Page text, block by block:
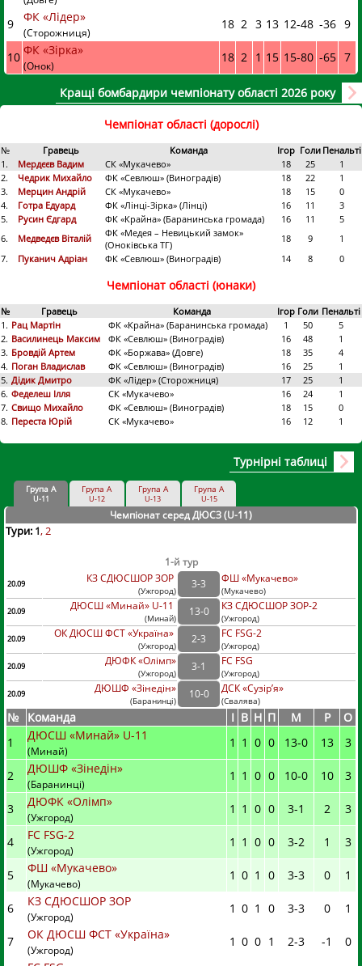
9 ФК «Лідер»
(Сторожниця)
18 2 3 13 12-48 -36 9
10 ФК «Зірка»
(Онок)
18 2 1 15 15-80 -65 7
Кращі бомбардири чемпіонату області 2026 року
Чемпіонат області (дорослі)
№ Гравець Команда Ігор Голи Пенальті
1.
Мердєєв Вадим СК «Мукачево» 18 25
1
2.
Чедрик Михайло ФК «Севлюш» (Виноградів) 18 22
1
3.
Мерцин Андрій СК «Мукачево» 18 15
0
4.
Готра Едуард ФК «Лінці-Зірка» (Лінці) 16 11
3
5.
Русин Єдгард ФК «Крайна» (Баранинська громада) 16 11
5
6.
Медведєв Віталій
ФК «Медея – Невицький замок»
(Оноківська ТГ)
18 9
1
7.
Пуканич Адріан ФК «Севлюш» (Виноградів) 14 8 0
Чемпіонат області (юнаки)
№ Гравець Команда Ігор Голи Пенальті
1. Рац Мартін ФК «Крайна» (Баранинська громада) 1 50
5
2. Василинець Максим ФК «Севлюш» (Виноградів) 16 48
1
3. Бровдій Артем ФК «Боржава» (Довге) 18 35
4
4. Поган Владислав ФК «Севлюш» (Виноградів) 16 25
1
5. Дідик Дмитро ФК «Лідер» (Сторожниця) 17 25
1
6. Феделеш Ілля СК «Мукачево» 16 24
1
7. Свищо Михайло ФК «Севлюш» (Виноградів) 18 15
0
8. Переста Юрій СК «Мукачево» 16 12 1
Турнірні таблиці
Група А
U-11
Група А
U-12
Група А
U-13
Група А
U-15
Чемпіонат серед ДЮСЗ (U-11)
Тури: 1 2
1-й тур
20.09 КЗ СДЮСШОР ЗОР
(Ужгород)
3-3 ФШ «Мукачево»
(Мукачево)
20.09
ДЮСШ «Минай» U-11
(Минай)
13-0 КЗ СДЮСШОР ЗОР-2
(Ужгород)
20.09
ОК ДЮСШ ФСТ «Україна»
(Ужгород)
2-3 FC FSG-2
(Ужгород)
20.09
ДЮФК «Олімп»
(Ужгород)
3-1 FC FSG
(Ужгород)
20.09
ДЮШФ «Зінедін»
(Баранинці)
10-0 ДСК «Сузір’я»
(Свалява)
№ Команда I В Н П М Р
О
1
ДЮСШ «Минай» U-11
(Минай)
1 1 0 0 13-0 13 3
2 ДЮШФ «Зінедін»
(Баранинці)
1 1 0 0 10-0 10 3
3 ДЮФК «Олімп»
(Ужгород)
1 1 0 0 3-1 2 3
4 FC FSG-2
(Ужгород)
1 1 0 0 3-2 1 3
5 ФШ «Мукачево»
(Мукачево)
1 0 1 0 3-3 0 1
6 КЗ СДЮСШОР ЗОР
(Ужгород)
1 0 1 0 3-3 0 1
7 ОК ДЮСШ ФСТ «Україна»
(Ужгород)
1 0 0 1 2-3 -1
0